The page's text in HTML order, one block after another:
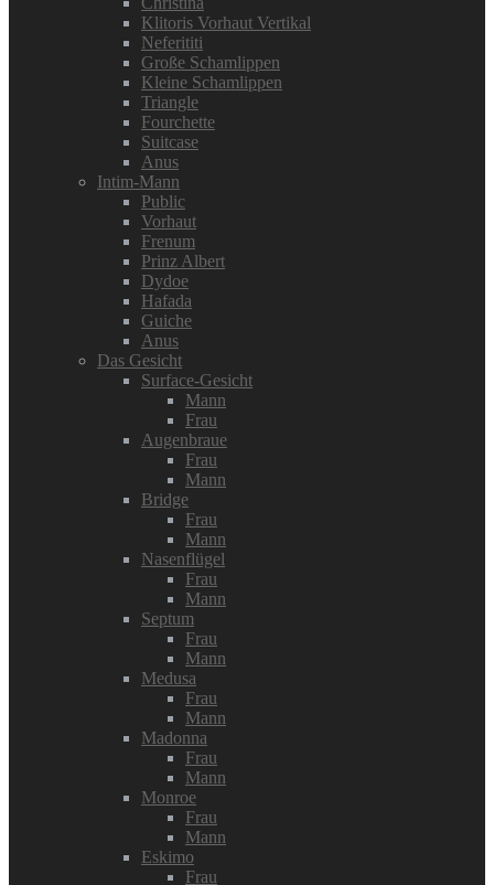
Klitoris Vorhaut Vertikal
Neferititi
Große Schamlippen
Kleine Schamlippen
Triangle
Fourchette
Suitcase
Anus
Intim-Mann
Public
Vorhaut
Frenum
Prinz Albert
Dydoe
Hafada
Guiche
Anus
Das Gesicht
Surface-Gesicht
Mann
Frau
Augenbraue
Frau
Mann
Bridge
Frau
Mann
Nasenflügel
Frau
Mann
Septum
Frau
Mann
Medusa
Frau
Mann
Madonna
Frau
Mann
Monroe
Frau
Mann
Eskimo
Frau